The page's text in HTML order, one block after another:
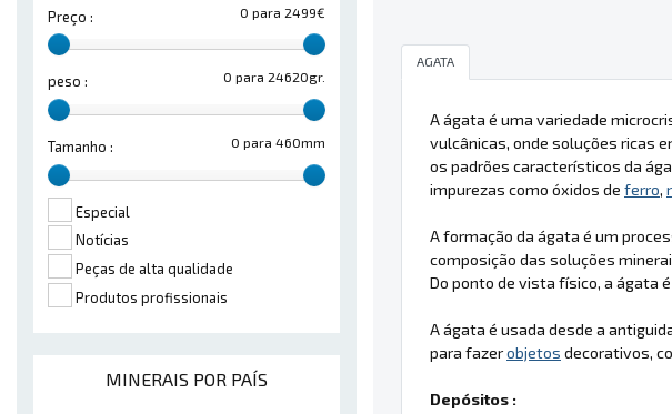
0 para 2499€
Preço :
0 para 24620gr.
peso :
0 para 460mm
Tamanho :
Especial
Notícias
Peças de alta qualidade
Produtos profissionais
MINERAIS POR PAÍS
AGATA
A ágata é uma variedade
vulcânicas, onde soluções ricas
os padrões característicos da
impurezas como óxidos de ferro,
A formação da ágata é um
composição das soluções
Do ponto de vista físico, a ágata
A ágata é usada desde a
para fazerobjetos decorativos,
Depósitos :